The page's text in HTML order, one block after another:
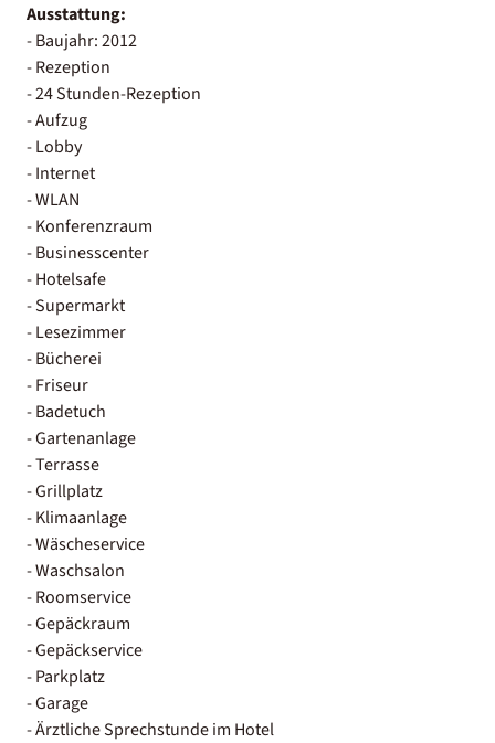
Ausstattung:
- Baujahr: 2012
- Rezeption
- 24 Stunden-Rezeption
- Aufzug
- Lobby
- Internet
- WLAN
- Konferenzraum
- Businesscenter
- Hotelsafe
- Supermarkt
- Lesezimmer
- Bücherei
- Friseur
- Badetuch
- Gartenanlage
- Terrasse
- Grillplatz
- Klimaanlage
- Wäscheservice
- Waschsalon
- Roomservice
- Gepäckraum
- Gepäckservice
- Parkplatz
- Garage
- Ärztliche Sprechstunde im Hotel